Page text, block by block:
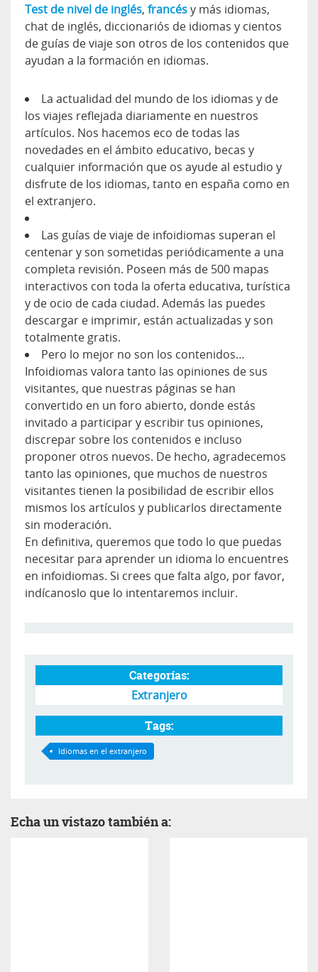
Test de nivel de inglés, francésy más idiomas,
chat de inglés, diccionariós de idiomas y cientos
de guías de viaje son otros de los contenidos que
ayudan a la formación en idiomas.
La actualidad del mundo de los idiomas y de
los viajes reflejada diariamente en nuestros
artículos. Nos hacemos eco de todas las
novedades en el ámbito educativo, becas y
cualquier información que os ayude al estudio y
disfrute de los idiomas, tanto en españa como en
el extranjero.
Las guías de viaje de infoidiomas superan el
centenar y son sometidas periódicamente a una
completa revisión. Poseen más de 500 mapas
interactivos con toda la oferta educativa, turística
y de ocio de cada ciudad. Además las puedes
descargar e imprimir, están actualizadas y son
totalmente gratis.
Pero lo mejor no son los contenidos…
Infoidiomas valora tanto las opiniones de sus
visitantes, que nuestras páginas se han
convertido en un foro abierto, donde estás
invitado a participar y escribir tus opiniones,
discrepar sobre los contenidos e incluso
proponer otros nuevos. De hecho, agradecemos
tanto las opiniones, que muchos de nuestros
visitantes tienen la posibilidad de escribir ellos
mismos los artículos y publicarlos directamente
sin moderación.
En definitiva, queremos que todo lo que puedas
necesitar para aprender un idioma lo encuentres
en infoidiomas. Si crees que falta algo, por favor,
indícanoslo que lo intentaremos incluir.
Categorías:
Extranjero
Tags:
Idiomas en el extranjero
Echa un vistazo también a: